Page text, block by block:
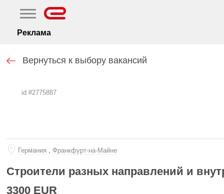
Реклама
Вернуться к выбору вакансий
id #2775887
Германия , Франкфурт-на-Майне
Строители разных направлений и
3300 EUR